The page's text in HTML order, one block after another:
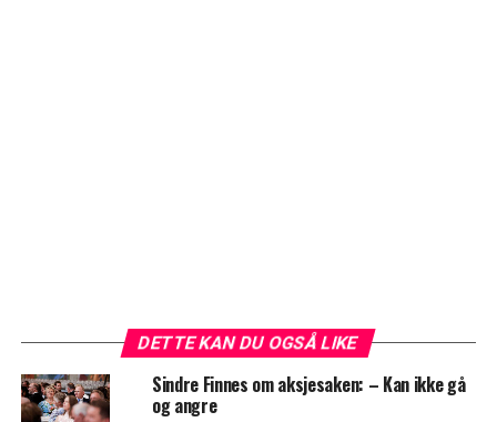
DETTE KAN DU OGSÅ LIKE
Sindre Finnes om aksjesaken: – Kan ikke gå
og angre